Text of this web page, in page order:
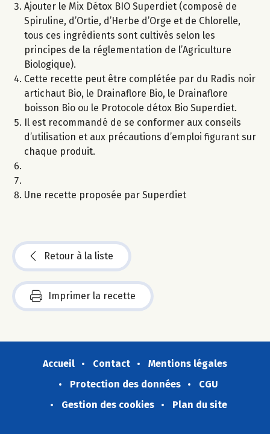
Ajouter le Mix Détox BIO Superdiet (composé de
Spiruline, d’Ortie, d’Herbe d’Orge et de Chlorelle,
tous ces ingrédients sont cultivés selon les
principes de la réglementation de l’Agriculture
Biologique).
Cette recette peut être complétée par du Radis noir
artichaut Bio, le Drainaflore Bio, le Drainaflore
boisson Bio ou le Protocole détox Bio Superdiet.
Il est recommandé de se conformer aux conseils
d’utilisation et aux précautions d’emploi figurant sur
chaque produit.
Une recette proposée par Superdiet
Retour à la liste
Imprimer la recette
Accueil Contact
Mentions légales
Protection des données
CGU
Gestion des cookies
Plan du site